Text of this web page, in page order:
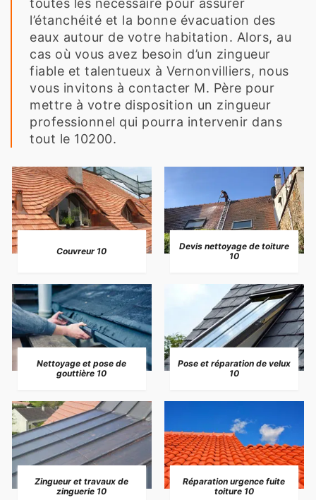
toutes les nécessaire pour assurer
l’étanchéité et la bonne évacuation des
eaux autour de votre habitation. Alors, au
cas où vous avez besoin d’un zingueur
fiable et talentueux à Vernonvilliers, nous
vous invitons à contacter M. Père pour
mettre à votre disposition un zingueur
professionnel qui pourra intervenir dans
tout le 10200.
Couvreur 10
Devis nettoyage de toiture
10
Nettoyage et pose de
gouttière 10
Pose et réparation de velux
10
Zingueur et travaux de
zinguerie 10
Réparation urgence fuite
toiture 10